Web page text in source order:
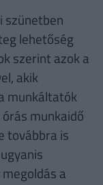
szünetben
lehetőség
szerint azok a
akik
munkáltatók
munkaidő
továbbra is
a